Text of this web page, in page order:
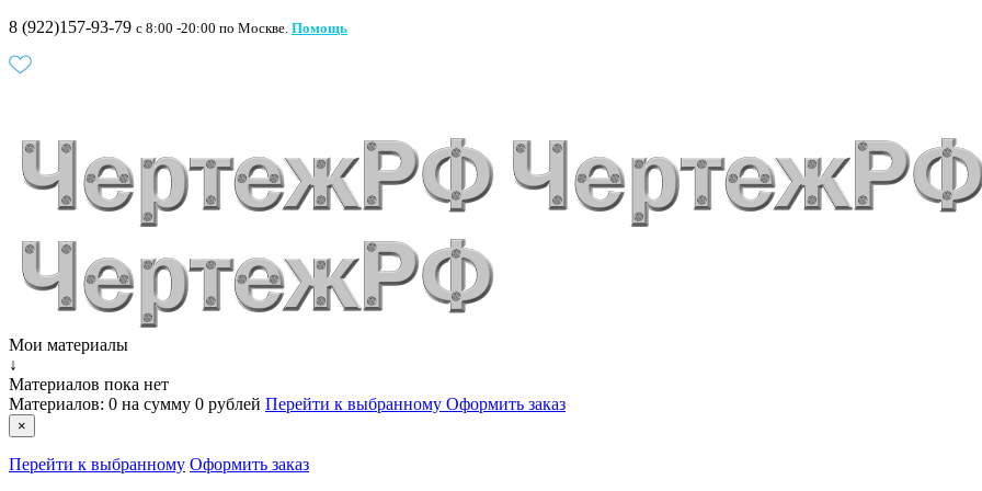
8 (922)157-93-79 c 8:00 -20:00 по Москве. Помощь
Мои материалы
↓
Материалов пока нет
Материалов: 0 на сумму 0 рублей Перейти к выбранному Оформить заказ
×
Перейти к выбранному Оформить заказ